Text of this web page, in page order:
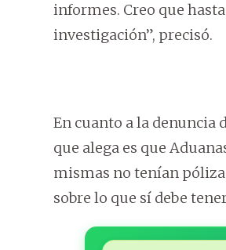
informes. Creo que
investigación”, precisó.
En cuanto a la denuncia
que alega es que
mismas no tenían
sobre lo que sí debe